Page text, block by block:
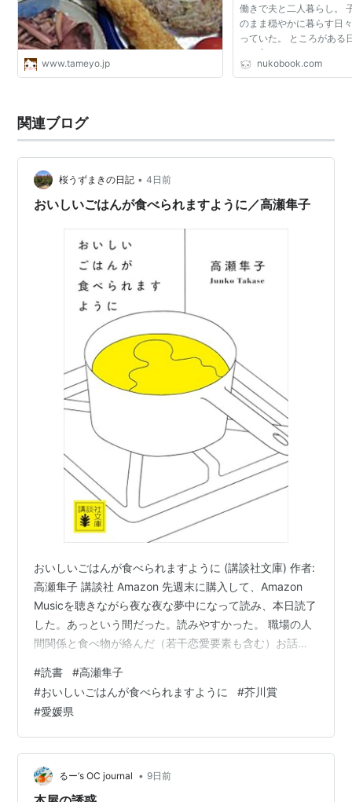
www.tameyo.jp
働きで夫と二人暮らし。
のまま穏やかに暮らす日
っていた。 ところがある
は、入らないことにした
ーはおろかミネラルウォ
nukobook.com
関連ブログ
桜うずまきの日記 • 4日前
おいしいごはんが食べられますように／高瀬隼子
おいしいごはんが食べられますように (講談社文庫) 作者:
高瀬隼子 講談社 Amazon 先週末に購入して、Amazon
Musicを聴きながら夜な夜な夢中になって読み、本日読了
した。あっという間だった。読みやすかった。 職場の人
間関係と食べ物が絡んだ（若干恋愛要素も含む）お話な
人間関係がリアルに描写されていて、これ…私の職場と
似ている部分が多々あった。 芦川さんという女性が登場
するのだが、手作りお菓子をしょっちゅう職場に持参す
るのは、ありがた迷惑だよなあと思った。食べたくない
時に食べることを強制させられるのは好きではない。そ
ういう意味では、押…
#読書 #高瀬隼子
#おいしいごはんが食べられますように #芥川賞
#愛媛県
るー’s OC journal • 9日前